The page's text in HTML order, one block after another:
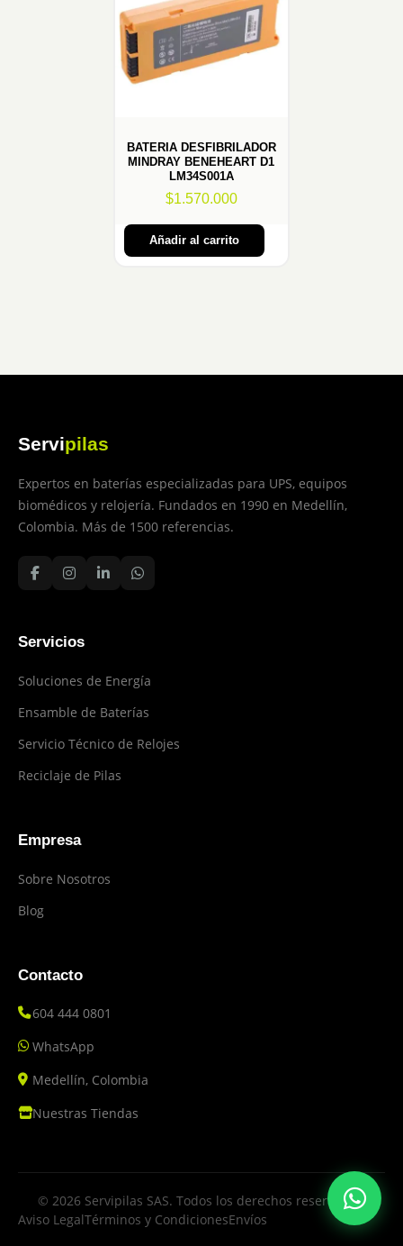
BATERIA DESFIBRILADOR
MINDRAY BENEHEART D1
LM34S001A
$1.570.000
Añadir al carrito
Servipilas
Expertos en baterías especializadas para UPS, equipos
biomédicos y relojería. Fundados en 1990 en Medellín,
Colombia. Más de 1500 referencias.
Servicios
Soluciones de Energía
Ensamble de Baterías
Servicio Técnico de Relojes
Reciclaje de Pilas
Empresa
Sobre Nosotros
Blog
Contacto
604 444 0801
WhatsApp
Medellín, Colombia
Nuestras Tiendas
© 2026 Servipilas SAS. Todos los derechos reservados.
Aviso LegalTérminos y CondicionesEnvíos